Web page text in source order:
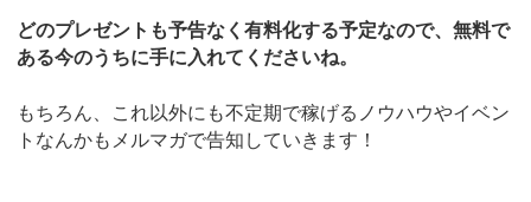
どのプレゼントも予告なく有料化する予定なので、無料で
ある今のうちに手に入れてくださいね。
もちろん、これ以外にも不定期で稼げるノウハウやイベン
トなんかもメルマガで告知していきます！